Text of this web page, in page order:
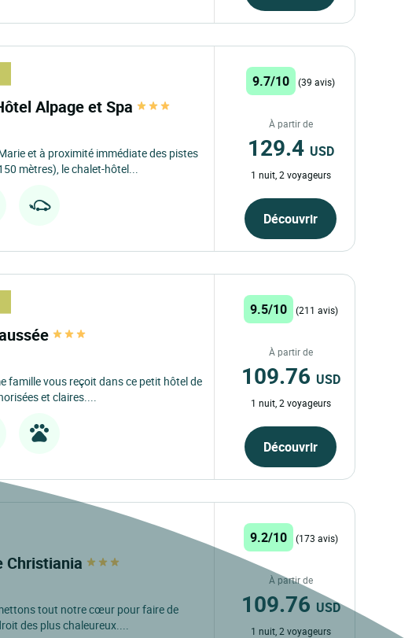
Alpage et Spa
et à proximité immédiate des pistes
mètres), le chalet-hôtel...
9.7/10 (39 avis)
À partir de
129.4 USD
1 nuit, 2 voyageurs
Découvrir
famille vous reçoit dans ce petit hôtel de
et claires....
9.5/10 (211 avis)
À partir de
109.76 USD
1 nuit, 2 voyageurs
Découvrir
Christiania
tout notre cœur pour faire de
des plus chaleureux....
9.2/10 (173 avis)
À partir de
109.76 USD
1 nuit, 2 voyageurs